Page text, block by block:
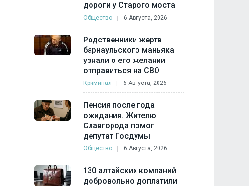
дороги у Старого моста
Общество 6 Августа, 2026
Родственники жертв
барнаульского маньяка
узнали о его желании
отправиться на СВО
Криминал 6 Августа, 2026
Пенсия после года
ожидания. Жителю
Славгорода помог
депутат Госдумы
Общество 6 Августа, 2026
130 алтайских компаний
добровольно доплатили